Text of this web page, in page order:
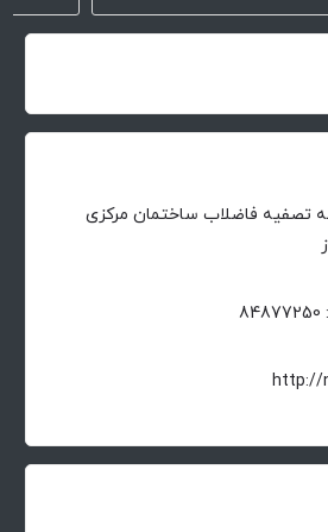
تصفیه فاضلاب ساختمان مرکزی